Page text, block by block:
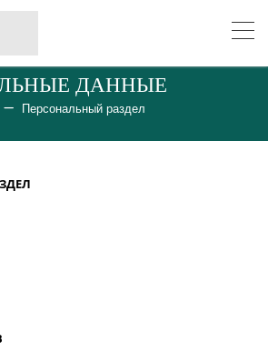
ДАННЫЕ
Персональный раздел